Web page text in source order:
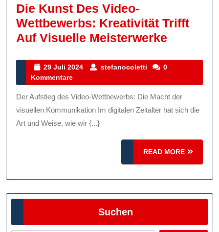
Die Kunst Des Video-
Wettbewerbs: Kreativität Trifft
Auf Visuelle Meisterwerke
Des
Video-
Auf
Visuelle
29 Juli 2024
29
2024
stefanocoletti stefanocoletti
0
Kommentare
Der Aufstieg des Video-Wettbewerbs: Die Macht der
visuellen Kommunikation Im digitalen Zeitalter hat sich die
Art und Weise, wie wir {...}
READ MORE
READ
MORE
Suchen